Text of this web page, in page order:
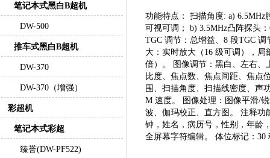
笔记本式黑白B超机
DW-500
推车式黑白B超机
DW-370
DW-370（增强）
彩超机
笔记本式彩超
臻誉(DW-PF522)
功能特点： 扫描角度: a) 6.5MHz
可视可调； b) 3.5MHz凸阵探头
TGC 调节：总增益、8 段TGC 调
大：实时放大（16 级可调），局
倍）。 图像调节：黑白、左右、
比度、焦点数、焦点间距、焦点
围、扫描角度、扫描线密度、声
M 速度。 图像处理：图像平滑/
波、伽玛校正、直方图。 注释功
钟，姓名，病历号，性别，年龄
全屏幕字符编辑。 体位标记：30